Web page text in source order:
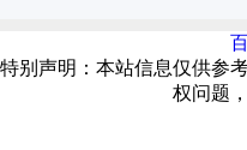
特别声明：本站信息仅供参
权问题